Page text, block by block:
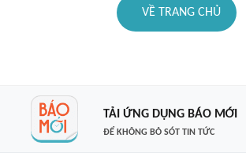
VỀ TRANG CHỦ
TẢI ỨNG DỤNG BÁO MỚI
ĐỂ KHÔNG BỎ SÓT TIN TỨC